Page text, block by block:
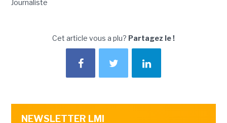
Journaliste
Cet article vous a plu? Partagez le !
NEWSLETTER LMI